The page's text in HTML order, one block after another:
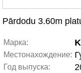
Pārdodu 3.60m
Марка:
Местонахождение:
Год выпуска: